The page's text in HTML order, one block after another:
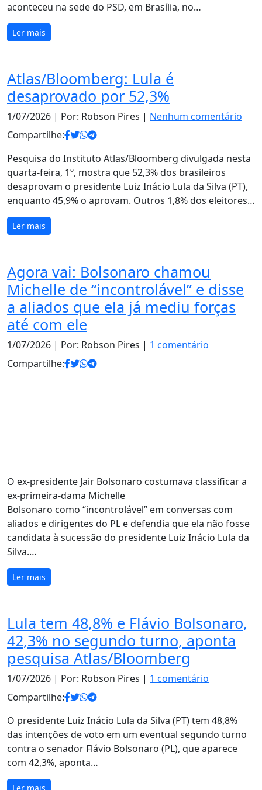
aconteceu na sede do PSD, em Brasília, no…
Ler mais
Atlas/Bloomberg: Lula é
desaprovado por 52,3%
1/07/2026 | Por: Robson Pires | Nenhum comentário
Compartilhe:
Pesquisa do Instituto Atlas/Bloomberg divulgada nesta
quarta-feira, 1º, mostra que 52,3% dos brasileiros
desaprovam o presidente Luiz Inácio Lula da Silva (PT),
enquanto 45,9% o aprovam. Outros 1,8% dos eleitores…
Ler mais
Agora vai: Bolsonaro chamou
Michelle de “incontrolável” e disse
a aliados que ela já mediu forças
até com ele
1/07/2026 | Por: Robson Pires | 1 comentário
Compartilhe:
O ex-presidente Jair Bolsonaro costumava classificar a
ex-primeira-dama Michelle
Bolsonaro como “incontrolável” em conversas com
aliados e dirigentes do PL e defendia que ela não fosse
candidata à sucessão do presidente Luiz Inácio Lula da
Silva.…
Ler mais
Lula tem 48,8% e Flávio Bolsonaro,
42,3% no segundo turno, aponta
pesquisa Atlas/Bloomberg
1/07/2026 | Por: Robson Pires | 1 comentário
Compartilhe:
O presidente Luiz Inácio Lula da Silva (PT) tem 48,8%
das intenções de voto em um eventual segundo turno
contra o senador Flávio Bolsonaro (PL), que aparece
com 42,3%, aponta…